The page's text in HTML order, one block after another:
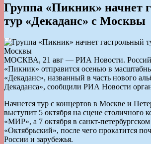
Группа «Пикник» начнет
тур «Декаданс» с Москвы
МОСКВА, 21 авг — РИА Новости.
«Пикник» отправится осенью в
«Декаданс», названный в часть нового
Декаданса», сообщили РИА Новости
Начнется тур с концертов в Москве и
выступит 5 октября на сцене столичного
«МИР», а 7 октября в санкт-
«Октябрьский», после чего прокатится
России и зарубежья.